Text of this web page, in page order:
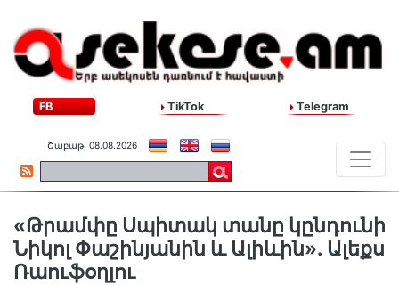
FB TikTok Telegram
Շաբաթ, 08.08.2026
«Թրամփը Սպիտակ տանը կընդունի
Նիկոլ Փաշինյանին և Ալիևին». Ալեքս
Ռաուֆօղլու